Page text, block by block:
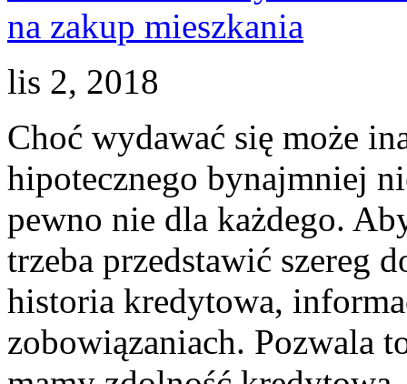
lis 2, 2018
Choć wydawać się może
hipotecznego bynajmniej
pewno nie dla każdego.
trzeba przedstawić szereg
historia kredytowa,
zobowiązaniach. Pozwala